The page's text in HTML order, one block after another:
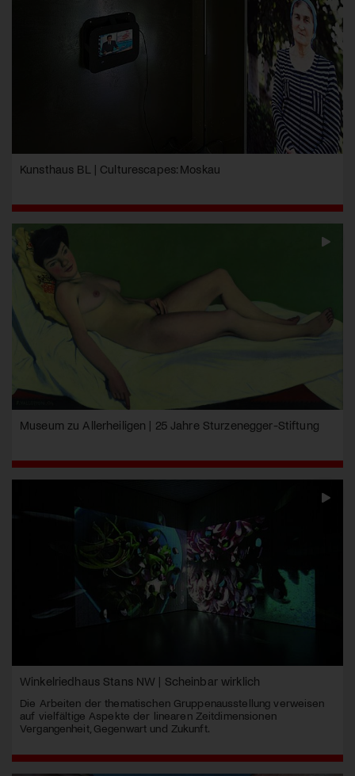
Kunsthaus BL | Culturescapes: Moskau
Museum zu Allerheiligen | 25 Jahre Sturzenegger-Stiftung
Winkelriedhaus Stans NW | Scheinbar wirklich
Die Arbeiten der thematischen Gruppenausstellung verweisen
auf vielfältige Aspekte der linearen Zeitdimensionen
Vergangenheit, Gegenwart und Zukunft.